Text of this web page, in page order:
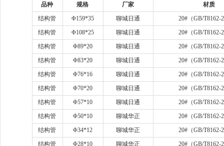
品种 规格 厂家
材质
结构管
Φ159*35 聊城日通 20# （GB/T8162-
结构管
Φ108*25 聊城日通 20# （GB/T8162-
结构管
Φ89*20 聊城日通 20# （GB/T8162-
结构管
Φ83*20 聊城日通 20# （GB/T8162-
结构管
Φ76*16 聊城日通 20# （GB/T8162-
结构管
Φ70*20 聊城日通 20# （GB/T8162-
结构管
Φ57*10 聊城日通 20# （GB/T8162-
结构管
Φ50*10 聊城华正 20# （GB/T8162-
结构管
Φ34*12 聊城华正 20# （GB/T8162-
结构管
Φ28*10 聊城华正 20# （GB/T8162-